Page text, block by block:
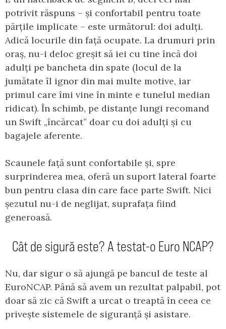
potrivit răspuns – și confortabil pentru toate
părțile implicate – este următorul: doi adulți.
Adică locurile din față ocupate. La drumuri prin
oraș, nu-i deloc greșit să iei cu tine încă doi
adulți pe bancheta din spate (locul de la
jumătate îl ignor din mai multe motive, iar
primul care îmi vine în minte e tunelul median
ridicat). În schimb, pe distanțe lungi recomand
un Swift „încărcat” doar cu doi adulți și cu
bagajele aferente.
Scaunele față sunt confortabile și, spre
surprinderea mea, oferă un suport lateral foarte
bun pentru clasa din care face parte Swift. Nici
șezutul nu-i de neglijat, suprafața fiind
generoasă.
Cât de sigură este? A testat-o Euro NCAP?
Nu, dar sigur o să ajungă pe bancul de teste al
EuroNCAP. Până să avem un rezultat palpabil, pot
doar să zic că Swift a urcat o treaptă în ceea ce
privește sistemele de siguranță și asistare.